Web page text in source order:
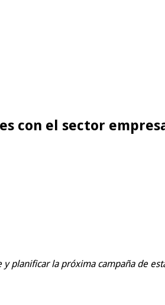
con el sector
planificar la próxima campaña de